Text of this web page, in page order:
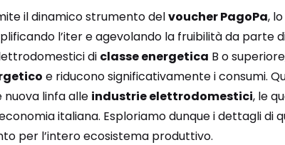
il dinamico strumento delvoucher PagoPa, lo
l’iter e agevolando la fruibilità da parte
di classe energetica B o
e riducono significativamente i consumi.
nuova linfa alle industrie elettrodomestici, le
italiana. Esploriamo dunque i dettagli
per l’intero ecosistema produttivo.